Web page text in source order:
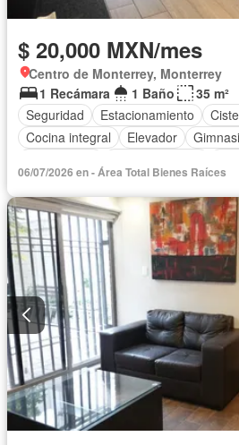
$ 20,000 MXN/mes
Centro de Monterrey, Monterrey
1 Recámara
1 Baño
35 m²
Seguridad
Estacionamiento
Cocina integral
Elevador
Aire acondicionado
Circuito
Electricidad
Azotea Cancha de
Asador
Despacho
Vista
Recámara con closet
Caseta de
Permite niños
Completamente
06/07/2026 en - Área Total Bienes Raíces